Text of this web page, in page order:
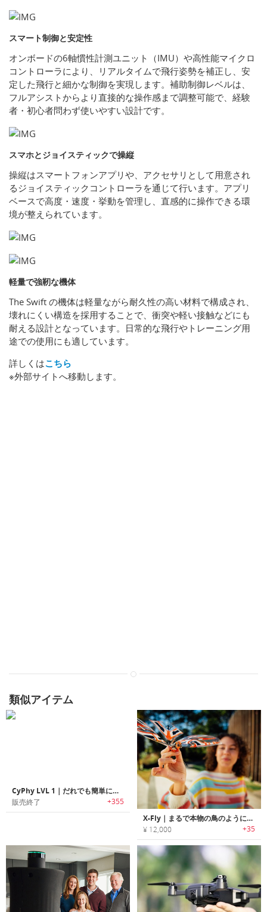
スマート制御と安定性
オンボードの6軸慣性計測ユニット（IMU）や高性能マイクロ
コントローラにより、リアルタイムで飛行姿勢を補正し、安
定した飛行と細かな制御を実現します。補助制御レベルは、
フルアシストからより直接的な操作感まで調整可能で、経験
者・初心者問わず使いやすい設計です。
スマホとジョイスティックで操縦
操縦はスマートフォンアプリや、アクセサリとして用意され
るジョイスティックコントローラを通じて行います。アプリ
ベースで高度・速度・挙動を管理し、直感的に操作できる環
境が整えられています。
軽量で強靭な機体
The Swift の機体は軽量ながら耐久性の高い材料で構成され、
壊れにくい構造を採用することで、衝突や軽い接触などにも
耐える設計となっています。日常的な飛行やトレーニング用
途での使用にも適しています。
詳しくはこちら
※外部サイトへ移動します。
類似アイテム
CyPhy LVL 1｜だれでも簡単に飛ばせるドローン「サイファイ・レベル１」
販売終了
+355
X-Fly｜まるで本物の鳥のように飛ぶドローン
¥ 12,000 +35